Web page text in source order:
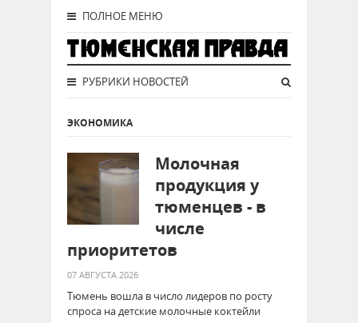
ПОЛНОЕ МЕНЮ
РУБРИКИ НОВОСТЕЙ
ЭКОНОМИКА
Молочная
продукция у
тюменцев - в
числе
приоритетов
07 АВГУСТА 2026
Тюмень вошла в число лидеров по росту
спроса на детские молочные коктейли